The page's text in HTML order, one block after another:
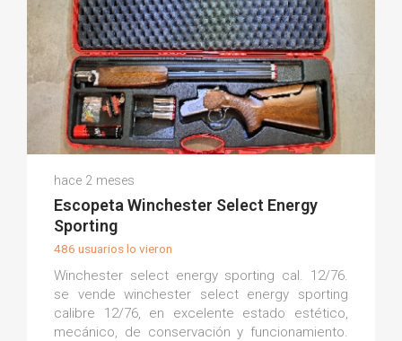
(0)
hace 2 meses
Escopeta Winchester Select Energy
Sporting
486 usuarios lo vieron
Winchester select energy sporting cal. 12/76.
se vende winchester select energy sporting
calibre 12/76, en excelente estado estético,
mecánico, de conservación y funcionamiento.